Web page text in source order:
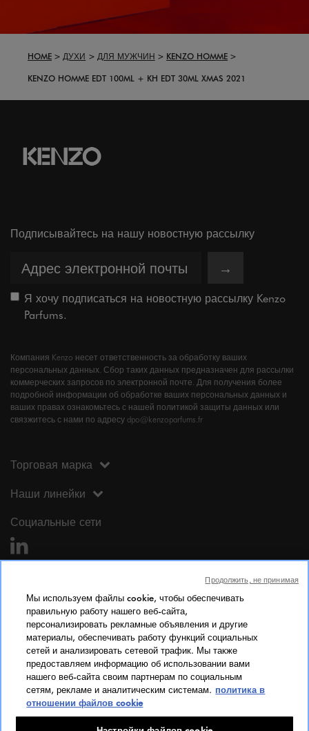
HOME ДУХИ ДЛЯ МУЖЧИН
KENZO HOMME
KENZO HOMME EDT 100ML + KH EDT 30ML XMAS 2021
Подписывайтесь на нашу новостную рассылку
→
Я хочу подписаться на новостную рассылку Kenzo
Parfums.
Компания Kenzo несет ответственность за обработку ваших
персональных данных. Сбор таких данных предназначен для рассылки
коммерческих запросов по электронной почте. Для получения более
подробной информации об обработке ваших персональных данных и
ваших правах ознакомьтесь с нашей политикой защиты данных или
связжитесь с нами по адресу dpo@kenzoparfums.fr
Торговая марка
Наши линейки
Социальные сети
Юридическая информация
Юридическая информация
Личные данные
Cookie Policy
Доступ
Индекс гендерного равенства
Мы используем файлы cookie, чтобы обеспечивать
правильную работу нашего веб-сайта,
персонализировать рекламные объявления и другие
материалы, обеспечивать работу функций социальных
сетей и анализировать сетевой трафик. Мы также
предоставляем информацию об использовании вами
нашего веб-сайта своим партнерам по социальным
сетям, рекламе и аналитическим системам. политика в
отношении файлов cookie
Продолжить, не принимая